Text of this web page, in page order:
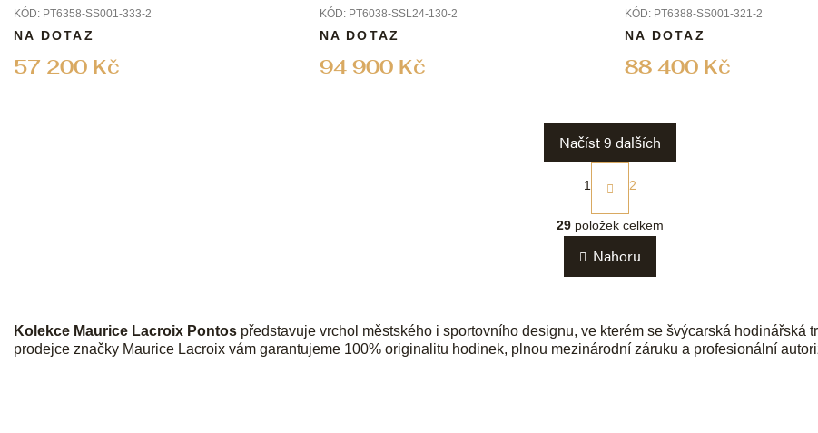
KÓD: PT6358-SS001-333-2
57 200 Kč
NA DOTAZ
KÓD: PT6038-SSL24-130-2
94 900 Kč
NA DOTAZ
KÓD: PT6388-SS001-321-2
88 400 Kč
NA DOTAZ
O
v
l
á
d
í
p
Načíst 9 dalších
S
t
á
n
k
o
v
í
1 2
29 položek celkem
Nahoru
Kolekce Maurice Lacroix Pontos představuje vrchol městského i sportovního designu, ve kterém se švýcarská
prodejce značky Maurice Lacroix vám garantujeme 100% originalitu hodinek, plnou mezinárodní záruku a profesionální